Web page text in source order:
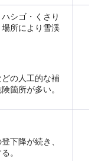
シゴ・くさり
所により雪渓
の人工的な補
箇所が多い。
下降が続き、
。